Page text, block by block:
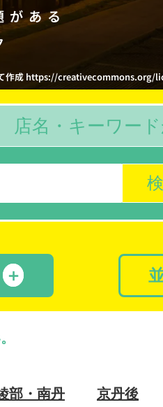
がある
作成 https://creativecommons.org/
店名・キーワー
＋
部・南丹 京丹後